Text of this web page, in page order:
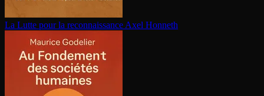
La Lutte pour la re­con­nais­sance Axel Honneth